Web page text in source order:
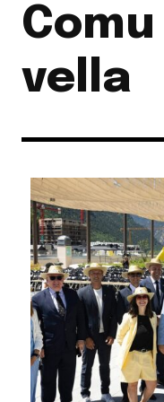
vella